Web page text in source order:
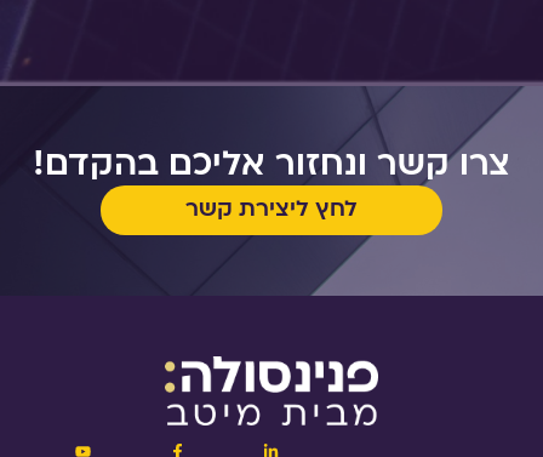
צרו קשר ונחזור אליכם בהקדם!
לחץ ליצירת קשר